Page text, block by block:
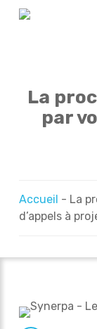
Skip
La
par
Accueil - La
d’appels à